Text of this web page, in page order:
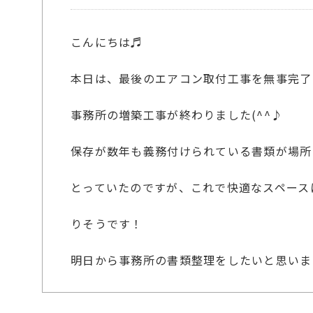
こんにちは♬
本日は、最後のエアコン取付工事を無事完了
事務所の増築工事が終わりました(^^♪
保存が数年も義務付けられている書類が場
とっていたのですが、これで快適なスペース
りそうです！
明日から事務所の書類整理をしたいと思い